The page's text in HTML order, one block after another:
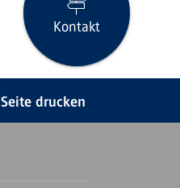
Kontakt
Seite drucken